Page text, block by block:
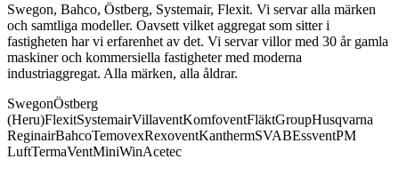
Swegon, Bahco, Östberg, Systemair, Flexit. Vi servar alla märken
och samtliga modeller. Oavsett vilket aggregat som sitter i
fastigheten har vi erfarenhet av det. Vi servar villor med 30 år gamla
maskiner och kommersiella fastigheter med moderna
industriaggregat. Alla märken, alla åldrar.
SwegonÖstberg
(Heru)FlexitSystemairVillaventKomfoventFläktGroupHusqvarna
ReginairBahcoTemovexRexoventKanthermSVABEssventPM
LuftTermaVentMiniWinAcetec